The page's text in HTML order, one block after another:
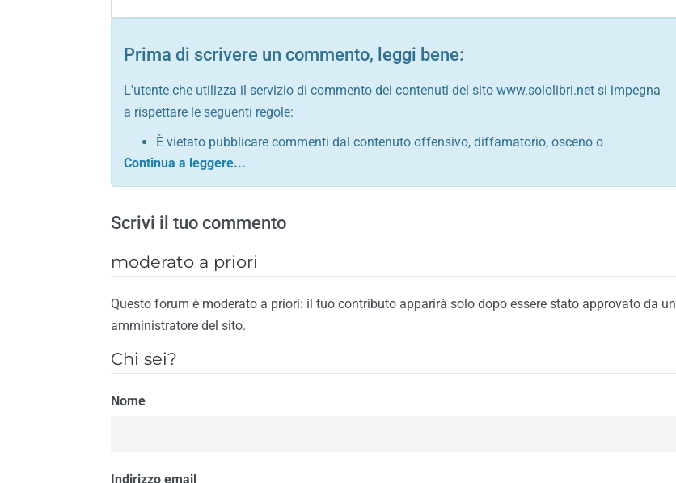
Prima di scrivere un commento, leggi bene:
L'utente che utilizza il servizio di commento dei contenuti del sito www.sololibri.net si impegna
a rispettare le seguenti regole:
È vietato pubblicare commenti dal contenuto offensivo, diffamatorio, osceno o
comunque contrario alle leggi dello Stato italiano e di quelle internazionali
Sono vietati commenti in tono sacrilego, sarcastico, denigratorio e sbeffeggiatorio
È vietato pubblicare commenti contrari al rispetto dell'ordine pubblico
È vietato pubblicare commenti lesivi della privacy di qualsiasi cittadino
È vietato pubblicare commenti razzisti nei confronti di qualsiasi razza, popolo, cultura,
religione
È vietato pubblicare commenti contrari al rispetto del buon costume o contenenti
È vietato pubblicare commenti inerenti propaganda politica, di partito o di fazione, che
Il riscontro della violazione anche di una sola delle regole precedenti comporterà la non
Scrivi il tuo commento
moderato a priori
Questo forum è moderato a priori: il tuo contributo apparirà solo dopo essere stato approvato da un
amministratore del sito.
Chi sei?
Nome
Indirizzo email